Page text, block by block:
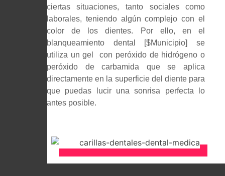
ciertas situaciones, tanto sociales como
laborales, teniendo algún complejo con el
color de los dientes. Por ello, en el
blanqueamiento dental [$Municipio] se
utiliza un gel con peróxido de hidrógeno o
peróxido de carbamida que se aplica
directamente en la superficie del diente para
que puedas lucir una sonrisa perfecta lo
antes posible.